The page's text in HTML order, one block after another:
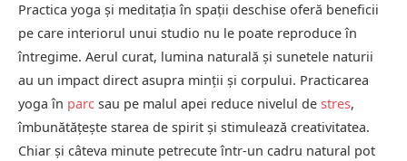
Practica yoga și meditația în spații deschise oferă beneficii
pe care interiorul unui studio nu le poate reproduce în
întregime. Aerul curat, lumina naturală și sunetele naturii
au un impact direct asupra minții și corpului. Practicarea
yoga în parc sau pe malul apei reduce nivelul de stres,
îmbunătățește starea de spirit și stimulează creativitatea.
Chiar și câteva minute petrecute într-un cadru natural pot